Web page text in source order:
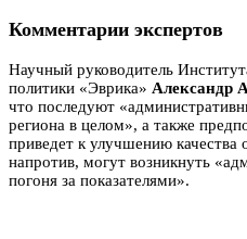
Комментарии экспертов
Научный руководитель
политики «Эврика» Александр
что последуют
региона в целом», а также
приведет к улучшению
напротив, могут возникнуть
погоня за показателями».